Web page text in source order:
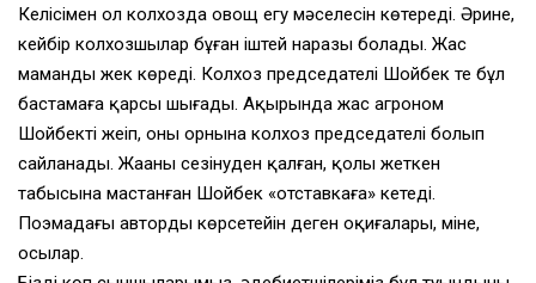
Келісімен ол колхозда овощ егу мәселесін көтереді. Әрине,
кейбір колхозшылар бұған іштей наразы болады. Жас
маманды жек көреді. Колхоз председателі Шойбек те бұл
бастамаға қарсы шығады. Ақырында жас агроном
Шойбекті жеңіп, оның орнына колхоз председателі болып
сайланады. Жаңаны сезінуден қалған, қолы жеткен
табысына мастанған Шойбек «отставкаға» кетеді.
Поэмадағы автордың көрсетейін деген оқиғалары, міне,
осылар.